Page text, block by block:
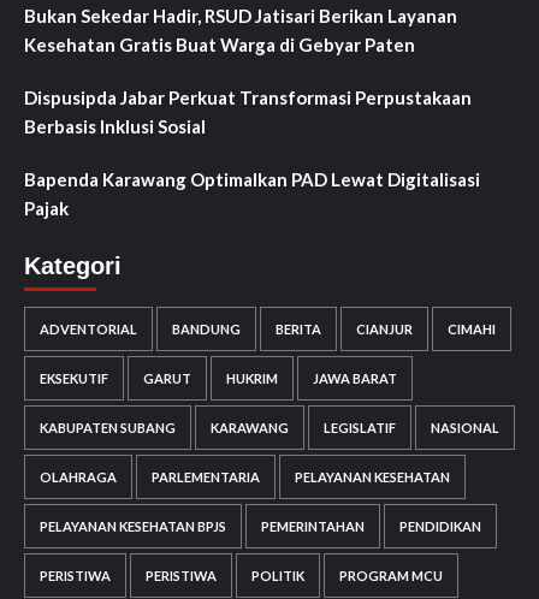
Bukan Sekedar Hadir, RSUD Jatisari Berikan Layanan
Kesehatan Gratis Buat Warga di Gebyar Paten
Dispusipda Jabar Perkuat Transformasi Perpustakaan
Berbasis Inklusi Sosial
Bapenda Karawang Optimalkan PAD Lewat Digitalisasi
Pajak
Kategori
ADVENTORIAL BANDUNG BERITA CIANJUR CIMAHI
EKSEKUTIF GARUT HUKRIM JAWA BARAT
KABUPATEN SUBANG KARAWANG LEGISLATIF NASIONAL
OLAHRAGA PARLEMENTARIA PELAYANAN KESEHATAN
PELAYANAN KESEHATAN BPJS PEMERINTAHAN PENDIDIKAN
PERISTIWA PERISTIWA POLITIK PROGRAM MCU